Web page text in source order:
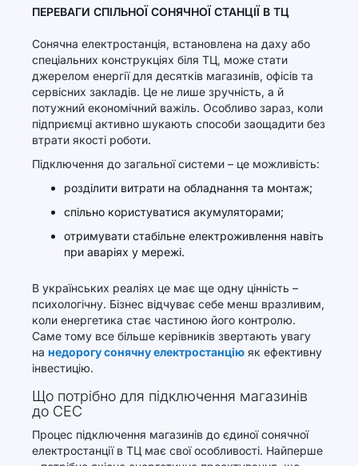
ПЕРЕВАГИ СПІЛЬНОЇ СОНЯЧНОЇ СТАНЦІЇ В ТЦ
Сонячна електростанція, встановлена на даху або
спеціальних конструкціях біля ТЦ, може стати
джерелом енергії для десятків магазинів, офісів та
сервісних закладів. Це не лише зручність, а й
потужний економічний важіль. Особливо зараз, коли
підприємці активно шукають способи заощадити без
втрати якості роботи.
Підключення до загальної системи – це можливість:
розділити витрати на обладнання та монтаж;
спільно користуватися акумуляторами;
отримувати стабільне електроживлення навіть
при аваріях у мережі.
В українських реаліях це має ще одну цінність –
психологічну. Бізнес відчуває себе менш вразливим,
коли енергетика стає частиною його контролю.
Саме тому все більше керівників звертають увагу
на недорогу сонячну електростанцію як ефективну
інвестицію.
Що потрібно для підключення магазинів
до СЕС
Процес підключення магазинів до єдиної сонячної
електростанції в ТЦ має свої особливості. Найперше